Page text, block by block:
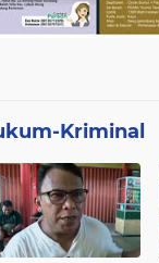
Kriminal